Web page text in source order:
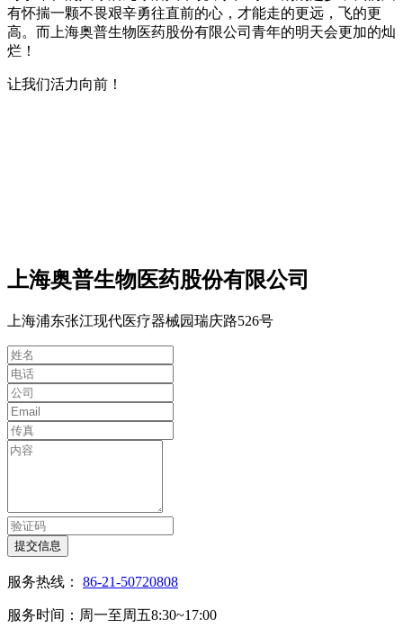
有怀揣一颗不畏艰辛勇往直前的心，才能走的更远，飞的更
高。而上海奥普生物医药股份有限公司青年的明天会更加的灿
烂！
让我们活力向前！
上海奥普生物医药股份有限公司
上海浦东张江现代医疗器械园瑞庆路526号
提交信息
服务热线： 86-21-50720808
服务时间：周一至周五8:30~17:00